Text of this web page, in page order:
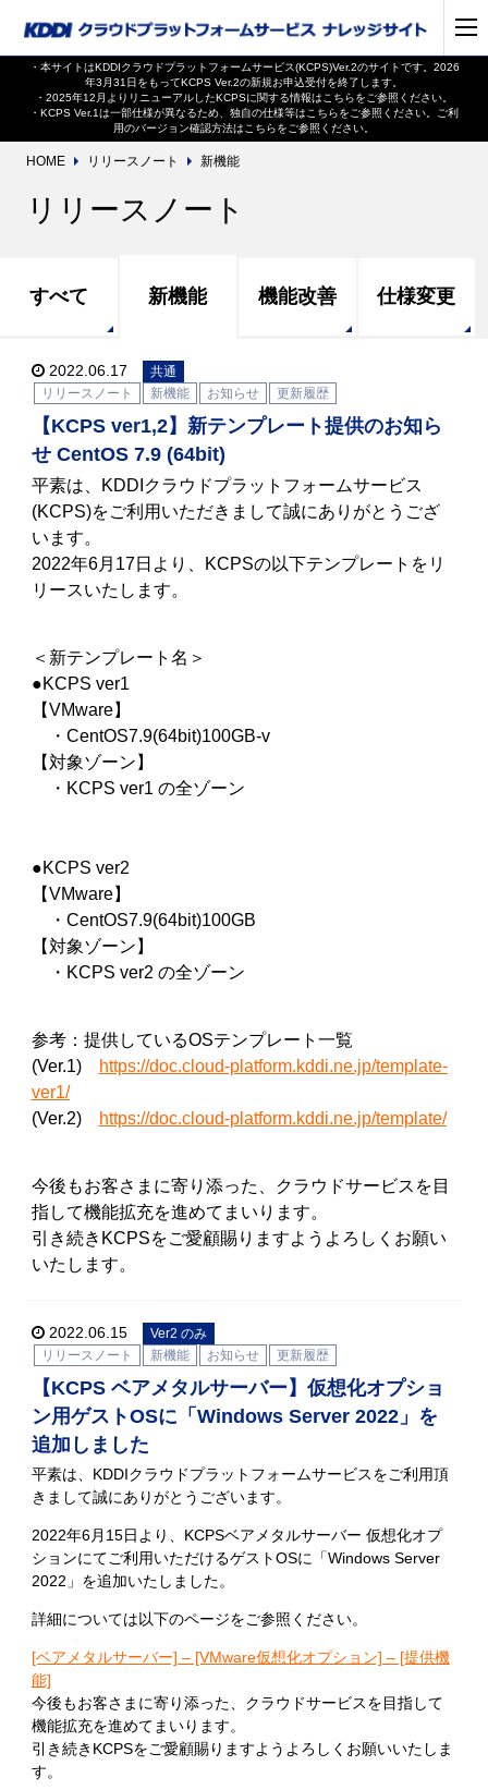
・本サイトはKDDIクラウドプラットフォームサービス(KCPS)Ver.2のサイトです。2026
年3月31日をもってKCPS Ver.2の新規お申込受付を終了します。
・2025年12月よりリニューアルしたKCPSに関する情報は こちらをご参照ください。
・KCPS Ver.1は一部仕様が異なるため、独自の仕様等は こちらをご参照ください。ご利
用のバージョン確認方法は こちらをご参照ください。
HOME リリースノート 新機能
リリースノート
すべて 新機能 機能改善 仕様変更
2022.06.17
共通
リリースノート
新機能 お知らせ 更新履歴
【KCPS ver1,2】新テンプレート提供のお知ら
せ CentOS 7.9 (64bit)
平素は、KDDIクラウドプラットフォームサービス
(KCPS)をご利用いただきまして誠にありがとうござ
います。
2022年6月17日より、KCPSの以下テンプレートをリ
リースいたします。
＜新テンプレート名＞
●KCPS ver1
【VMware】
・CentOS7.9(64bit)100GB-v
【対象ゾーン】
・KCPS ver1 の全ゾーン
●KCPS ver2
【VMware】
・CentOS7.9(64bit)100GB
【対象ゾーン】
・KCPS ver2 の全ゾーン
参考：提供しているOSテンプレート一覧
(Ver.1)
https://doc.cloud-platform.kddi.ne.jp/template-
ver1/
(Ver.2)
https://doc.cloud-platform.kddi.ne.jp/template/
今後もお客さまに寄り添った、クラウドサービスを目
指して機能拡充を進めてまいります。
引き続きKCPSをご愛顧賜りますようよろしくお願い
いたします。
2022.06.15
Ver2 のみ
リリースノート
新機能 お知らせ 更新履歴
【KCPS ベアメタルサーバー】仮想化オプショ
ン用ゲストOSに「Windows Server 2022」を
追加しました
平素は、KDDIクラウドプラットフォームサービスをご利用頂
きまして誠にありがとうございます。
2022年6月15日より、KCPSベアメタルサーバー 仮想化オプ
ションにてご利用いただけるゲストOSに「Windows Server
2022」を追加いたしました。
詳細については以下のページをご参照ください。
[ベアメタルサーバー] – [VMware仮想化オプション] – [提供機
能]
今後もお客さまに寄り添った、クラウドサービスを目指して
機能拡充を進めてまいります。
引き続きKCPSをご愛顧賜りますようよろしくお願いいたしま
す。